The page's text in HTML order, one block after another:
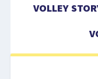
VOLLEY